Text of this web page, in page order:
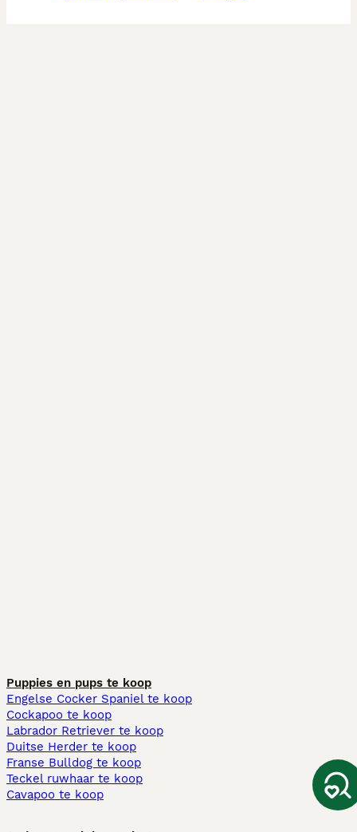
Puppies en pups te koop
Engelse Cocker Spaniel te koop
Cockapoo te koop
Labrador Retriever te koop
Duitse Herder te koop
Franse Bulldog te koop
Teckel ruwhaar te koop
Cavapoo te koop